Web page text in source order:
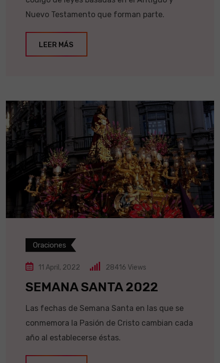
Nuevo Testamento que forman parte.
LEER MÁS
Oraciones
11 April, 2022 28416 Views
SEMANA SANTA 2022
Las fechas de Semana Santa en las que se
conmemora la Pasión de Cristo cambian cada
año al establecerse éstas.